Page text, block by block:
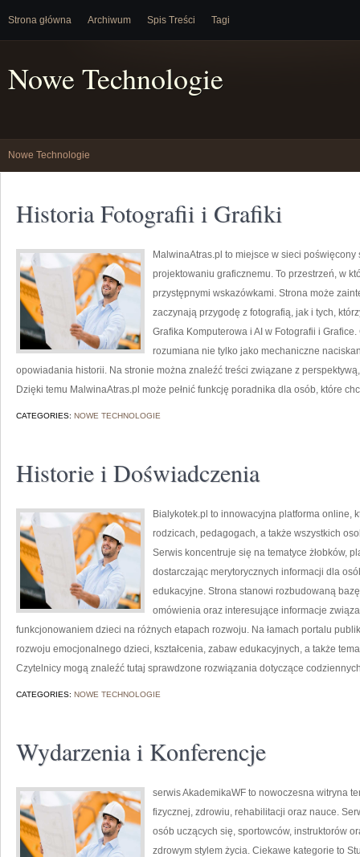
Strona główna Archiwum Spis Treści Tagi
Nowe Technologie
Nowe Technologie
Historia Fotografii i Grafiki
MalwinaAtras.pl to miejsce w sieci
projektowaniu graficznemu. To przestrzeń, w
przystępnymi wskazówkami. Strona może
zaczynają przygodę z fotografią, jak i tych,
Grafika Komputerowa i AI w Fotografii i
rozumiana nie tylko jako mechaniczne
opowiadania historii. Na stronie można znaleźć treści związane z
Dzięki temu MalwinaAtras.pl może pełnić funkcję poradnika dla osób, które
CATEGORIES: NOWE TECHNOLOGIE
Historie i Doświadczenia
Bialykotek.pl to innowacyjna platforma online,
rodzicach, pedagogach, a także wszystkich
Serwis koncentruje się na tematyce żłobków,
dostarczając merytorycznych informacji dla
edukacyjne. Strona stanowi rozbudowaną
omówienia oraz interesujące informacje
funkcjonowaniem dzieci na różnych etapach rozwoju. Na łamach portalu
rozwoju emocjonalnego dzieci, kształcenia, zabaw edukacyjnych, a także
Czytelnicy mogą znaleźć tutaj sprawdzone rozwiązania dotyczące
CATEGORIES: NOWE TECHNOLOGIE
Wydarzenia i Konferencje
serwis AkademikaWF to nowoczesna witryna
fizycznej, zdrowiu, rehabilitacji oraz nauce.
osób uczących się, sportowców, instruktorów
zdrowym stylem życia. Ciekawe kategorie to